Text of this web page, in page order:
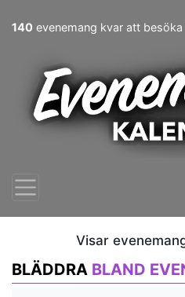
140 evenemang kvar att besöka
Visar
BLÄDDRA BLAND